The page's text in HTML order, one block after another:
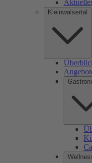
Kleinwalsertal